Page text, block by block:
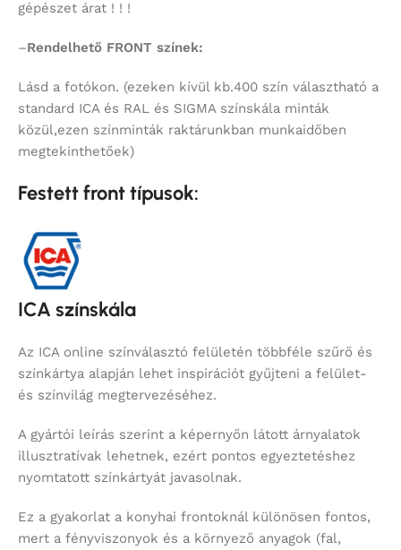
gépészet árat ! ! !
–Rendelhető FRONT színek:
Lásd a fotókon. (ezeken kívül kb.400 szín választható a
standard ICA és RAL és SIGMA színskála minták
közül,ezen színminták raktárunkban munkaidőben
megtekinthetőek)
Festett front típusok:
ICA színskála
Az ICA online színválasztó felületén többféle szűrő és
színkártya alapján lehet inspirációt gyűjteni a felület-
és színvilág megtervezéséhez.
A gyártói leírás szerint a képernyőn látott árnyalatok
illusztratívak lehetnek, ezért pontos egyeztetéshez
nyomtatott színkártyát javasolnak.
Ez a gyakorlat a konyhai frontoknál különösen fontos,
mert a fényviszonyok és a környező anyagok (fal,